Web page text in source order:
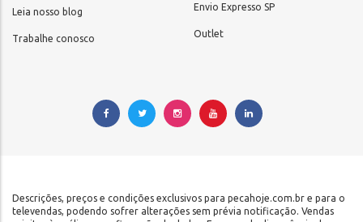
Leia nosso blog
Trabalhe conosco
Envio Expresso SP
Outlet
Descrições, preços e condições exclusivos para pecahoje.com.br e para o
televendas, podendo sofrer alterações sem prévia notificação. Vendas